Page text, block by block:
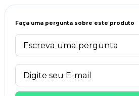
Faça uma pergunta sobre este produto